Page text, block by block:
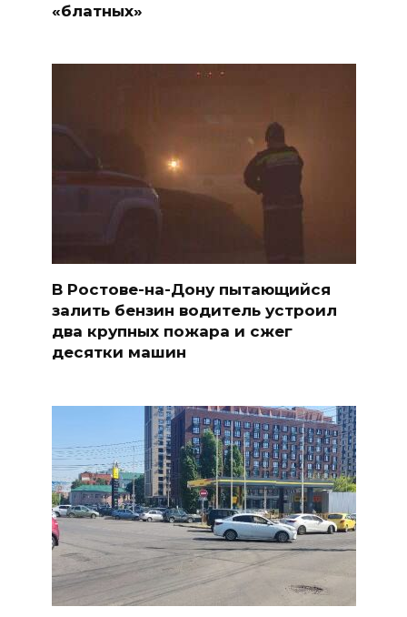
«блатных»
В Ростове-на-Дону пытающийся
залить бензин водитель устроил
два крупных пожара и сжег
десятки машин